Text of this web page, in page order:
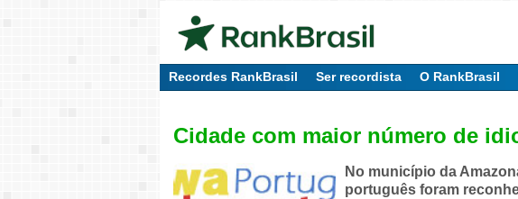
Recordes RankBrasil Ser recordista O RankBrasil
Cidade com maior número de
No município da
português foram